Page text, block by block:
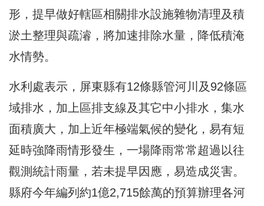
形，提早做好轄區相關排水設施雜物清理及積
淤土整理與疏濬，將加速排除水量，降低積淹
水情勢。
水利處表示，屏東縣有12條縣管河川及92條區
域排水，加上區排支線及其它中小排水，集水
面積廣大，加上近年極端氣候的變化，易有短
延時強降雨情形發生，一場降雨常常超過以往
觀測統計雨量，若未提早因應，易造成災害。
縣府今年編列約1億2,715餘萬的預算辦理各河